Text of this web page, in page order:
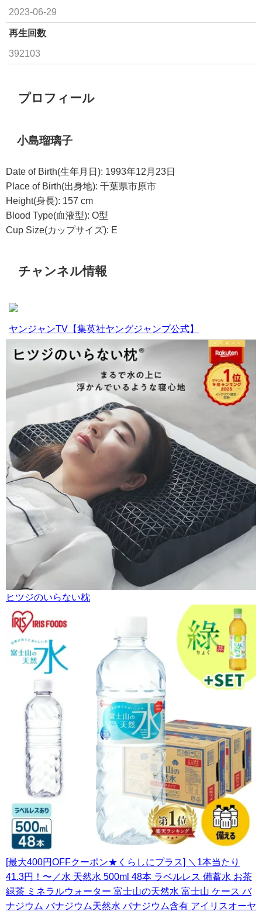
2023-06-29
再生回数
392103
プロフィール
小島瑠璃子
Date of Birth(生年月日): 1993年12月23日
Place of Birth(出身地): 千葉県市原市
Height(身長): 157 cm
Blood Type(血液型): O型
Cup Size(カップサイズ): E
チャンネル情報
ヤンジャンTV【集英社ヤングジャンプ公式】
ヒツジのいらない枕
[最大400円OFFクーポン★くらしにプラス] ＼1本当たり
41.3円！〜／水 天然水 500ml 48本 ラベルレス 備蓄水 お茶
緑茶 ミネラルウォーター 富士山の天然水 富士山 ケース バ
ナジウム バナジウム天然水 バナジウム含有 アイリスオーヤ